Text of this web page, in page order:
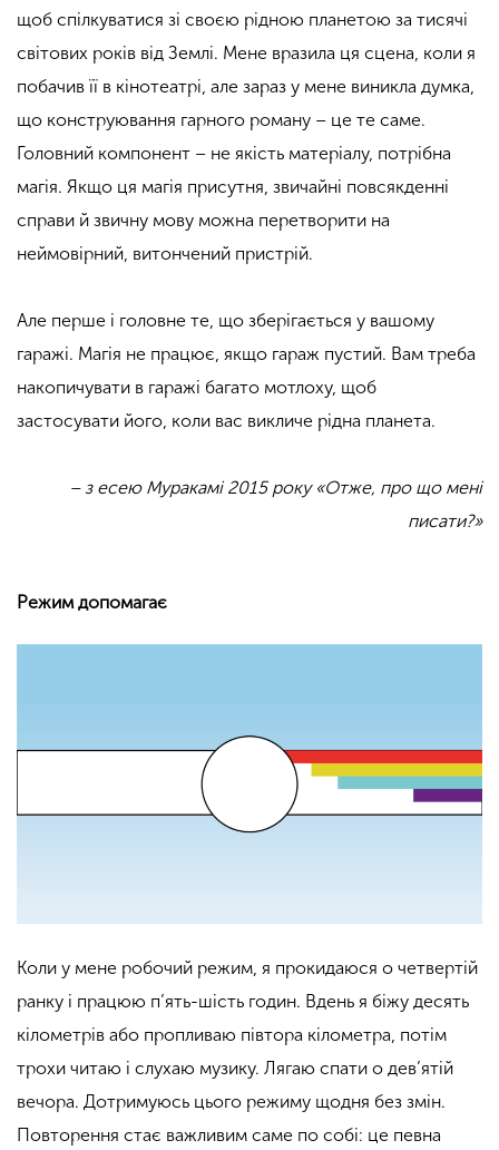
щоб спілкуватися зі своєю рідною планетою за тисячі
світових років від Землі. Мене вразила ця сцена, коли я
побачив її в кінотеатрі, але зараз у мене виникла думка,
що конструювання гарного роману – це те саме.
Головний компонент – не якість матеріалу, потрібна
магія. Якщо ця магія присутня, звичайні повсякденні
справи й звичну мову можна перетворити на
неймовірний, витончений пристрій.
Але перше і головне те, що зберігається у вашому
гаражі. Магія не працює, якщо гараж пустий. Вам треба
накопичувати в гаражі багато мотлоху, щоб
застосувати його, коли вас викличе рідна планета.
– з есею Муракамі 2015 року «Отже, про що мені
писати?»
Режим допомагає
Коли у мене робочий режим, я прокидаюся о четвертій
ранку і працюю п’ять-шість годин. Вдень я біжу десять
кілометрів або пропливаю півтора кілометра, потім
трохи читаю і слухаю музику. Лягаю спати о дев’ятій
вечора. Дотримуюсь цього режиму щодня без змін.
Повторення стає важливим саме по собі: це певна